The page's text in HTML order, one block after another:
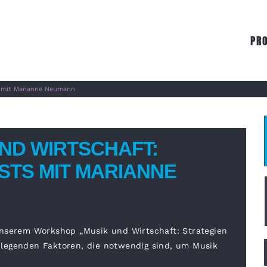
Marianne Neumann
WIRTSCHAFT:
MIT MARIANNE
Workshop „Musik und Wirtschaft: Strategien
Faktoren, die notwendig sind, um Musik